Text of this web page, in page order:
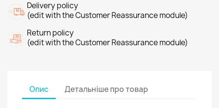
Delivery policy
(edit with the Customer Reassurance module)
Return policy
(edit with the Customer Reassurance module)
Опис Детальніше про товар